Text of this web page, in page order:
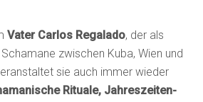
Vater Carlos Regalado, der als
zwischen Kuba, Wien und
sie auch immer wieder
Rituale, Jahreszeiten-